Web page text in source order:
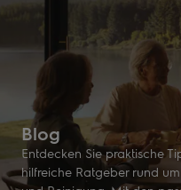
Blog
Entdecken Sie praktische
hilfreiche Ratgeber rund